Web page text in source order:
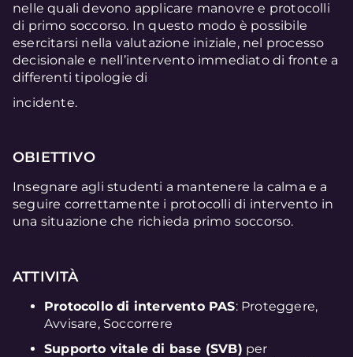
nelle quali devono applicare manovre e protocolli
di primo soccorso. In questo modo è possibile
esercitarsi nella valutazione iniziale, nel processo
decisionale e nell’intervento immediato di fronte a
differenti tipologie di
incidente.
OBIETTIVO
Insegnare agli studenti a mantenere la calma e a
seguire correttamente i protocolli di intervento in
una situazione che richieda primo soccorso.
ATTIVITÀ
Protocollo di intervento PAS: Proteggere,
Avvisare, Soccorrere
Supporto vitale di base (SVB) per